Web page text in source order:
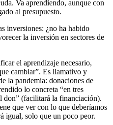
Va aprendiendo, aunque con
al presupuesto.
inversiones: ¿no ha habido
la inversión en sectores de
el aprendizaje necesario,
cambiar”. Es llamativo y
la pandemia: donaciones de
lo concreta “en tres
don” (facilitará la financiación).
que ver con lo que deberíamos
igual, solo que un poco peor.